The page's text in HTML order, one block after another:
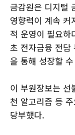
금감원은 디지털
영향력이 계속 커
적 운영이 필요하
초 전자금융 전담
을 통해 성장할
이 부원장보는
천 알고리즘 등
당부했다.